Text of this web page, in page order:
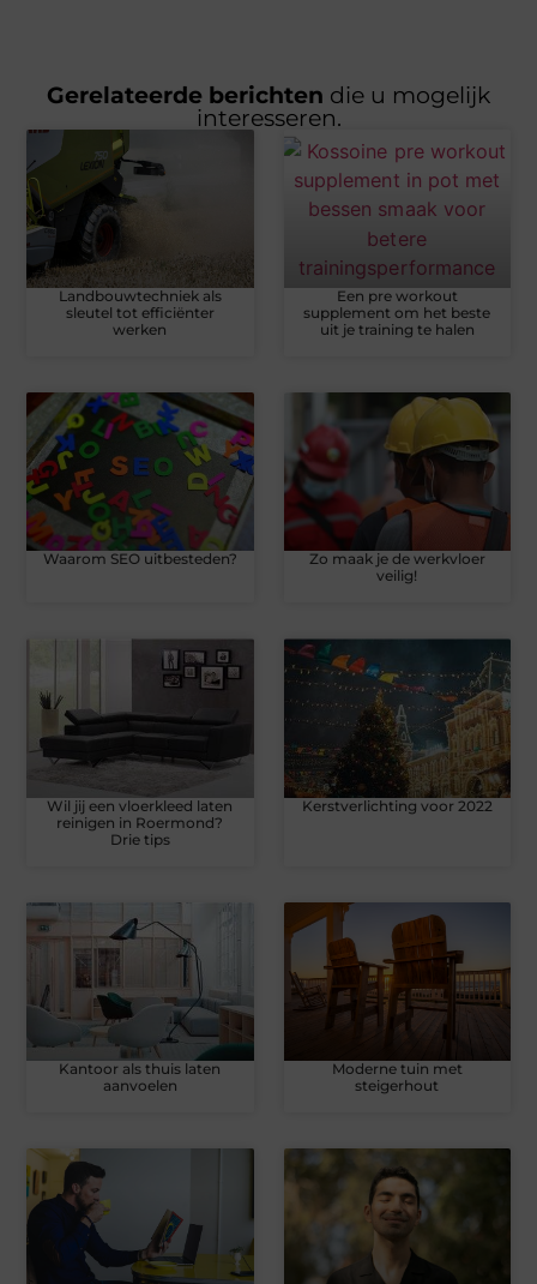
Gerelateerde berichten die u mogelijk
interesseren.
Landbouwtechniek als
sleutel tot efficiënter
werken
Een pre workout
supplement om het beste
uit je training te halen
Waarom SEO uitbesteden?
Zo maak je de werkvloer
veilig!
Wil jij een vloerkleed laten
reinigen in Roermond?
Drie tips
Kerstverlichting voor 2022
Kantoor als thuis laten
aanvoelen
Moderne tuin met
steigerhout